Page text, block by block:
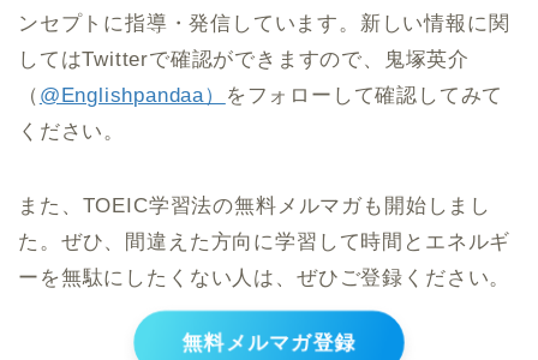
ンセプトに指導・発信しています。新しい情報に関
してはTwitterで確認ができますので、鬼塚英介
（ @Englishpandaa）
をフォローして確認してみて
ください。
また、TOEIC学習法の無料メルマガも開始しまし
た。ぜひ、間違えた方向に学習して時間とエネルギ
ーを無駄にしたくない人は、ぜひご登録ください。
無料メルマガ登録